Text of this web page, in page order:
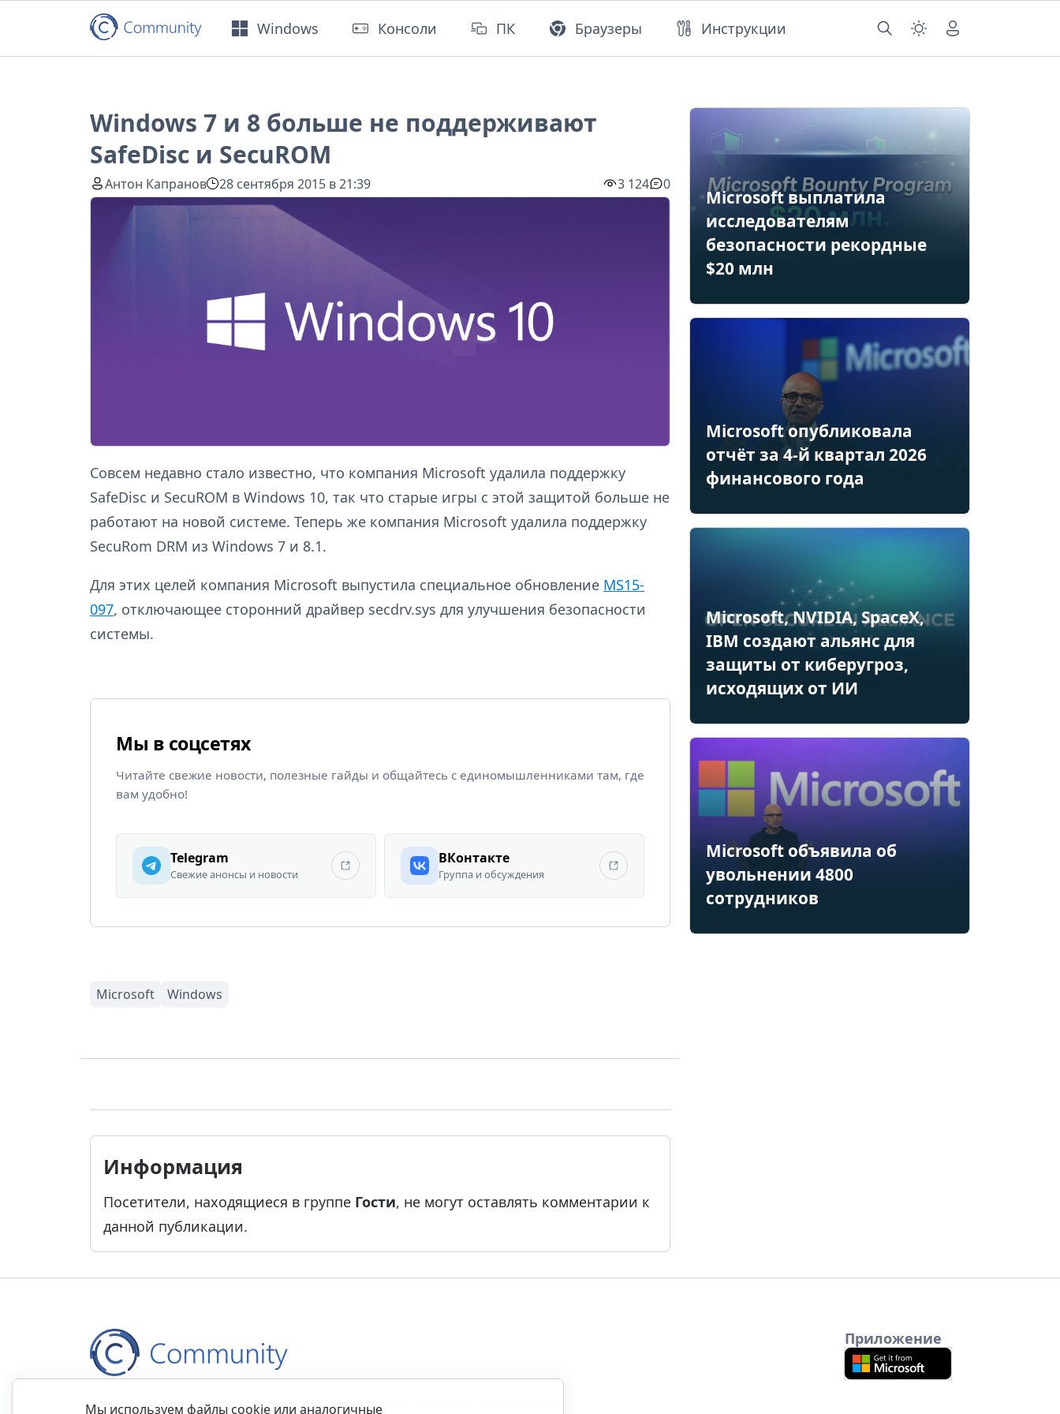
Windows Консоли ПК Браузеры Инструкции
Windows 7 и 8 больше не поддерживают
SafeDisc и SecuROM
Антон Капранов 28 сентября 2015 в 21:39 3 124 0
Совсем недавно стало известно, что компания Microsoft удалила поддержку
SafeDisc и SecuROM в Windows 10, так что старые игры с этой защитой больше не
работают на новой системе. Теперь же компания Microsoft удалила поддержку
SecuRom DRM из Windows 7 и 8.1.
Для этих целей компания Microsoft выпустила специальное обновление MS15-
097, отключающее сторонний драйвер secdrv.sys для улучшения безопасности
системы.
Мы в соцсетях
Читайте свежие новости, полезные гайды и общайтесь с единомышленниками там, где
вам удобно!
Telegram
Свежие анонсы и новости
ВКонтакте
Группа и обсуждения
Информация
Посетители, находящиеся в группе Гости, не могут оставлять комментарии к
данной публикации.
Microsoft выплатила
исследователям
безопасности рекордные
$20 млн
Microsoft опубликовала
отчёт за 4-й квартал 2026
финансового года
Microsoft, NVIDIA, SpaceX,
IBM создают альянс для
защиты от киберугроз,
исходящих от ИИ
Microsoft объявила об
увольнении 4800
сотрудников
КонтактыПравилаОбратная связьПравила копирования материалов
Приложение
Мы используем файлы cookie или аналогичные